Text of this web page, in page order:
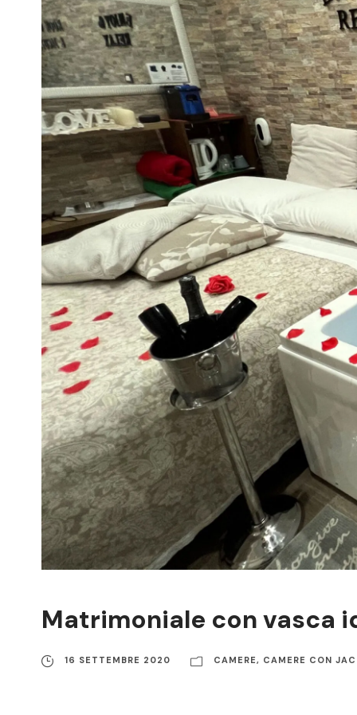
Matrimoniale con vasca
16 SETTEMBRE 2020 CAMERE, CAMERE CON